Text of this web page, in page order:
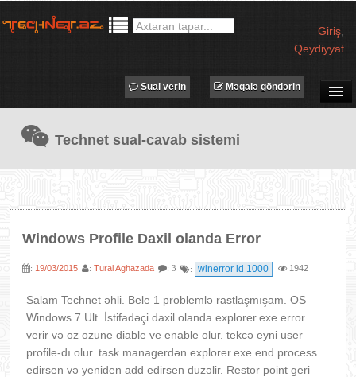
Giriş
Qeydiyyat
TECHNET TV
MƏQALƏLƏR
PROQRAMLAR
AVADANLIQLAR
IT LÜĞƏT
XƏBƏRLƏR
Məqalə göndərin
Sual verin
Technet sual-cavab sistemi
Windows Profile Daxil olanda Error
: 19/03/2015 : Tural Aghazada : 3 : winerror id 1000 1942
Salam Technet əhli. Bele 1 problemlə rastlaşmışam. OS
Windows 7 Ult. İstifadəçi daxil olanda explorer.exe error
verir və oz ozune diable ve enable olur. tekcə eyni user
profile-dı olur. task managerdən explorer.exe end process
edirsen və yeniden add edirsen duzəlir. Restor point geri